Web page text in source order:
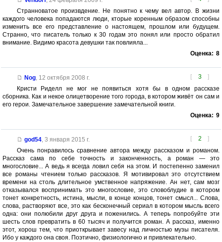
Странноватое произвдение. Не понятно к чему вел автор. В жизни
каждого человека попадаются люди, кторые коренным образом способны
изменить все его представление о настоящем, прошлом или будущем.
Странно, что писатель только к 30 годам это понял или просто обратил
внимание. Видимо красота девушки так повлияла...
Оценка: 8
[ 3 ]
Nog, 12 октября 2008 г.
Кристи Риделл не мог не появиться хотя бы в одном рассказе
сборника. Как и некое олицетворение того города, в котором живёт он сам и
его герои. Замечательное завершение замечательной книги.
Оценка: 9
[ 2 ]
god54, 3 января 2015 г.
Очень понравилось сравнение автора между рассказом и романом.
Рассказ сама по себе точность и законченность, а роман — это
многословие... А ведь я всегда ловил себя на этом. И постепенно заменил
все романы чтением только рассказов. Я мотивировал это отсутствием
времени на столь длительное умственное напряжение. Ан нет, сам мозг
отказывался воспринимать это многословие, это словоблудие в котором
тонет конкретность, истина, мысли, в конце концов, тонет смысл... Слова,
слова, растворяют все, это как бесконечный сериал в котором мысль всего
одна: они полюбили друг друга и поженились. А теперь попробуйте эти
шесть слов превратить в 60 тысяч и получится роман. А рассказ, именно
этот, хорош тем, что приоткрывает завесу над личностью музы писателя.
Ибо у каждого она своя. Поэтично, физиологично и привлекательно.